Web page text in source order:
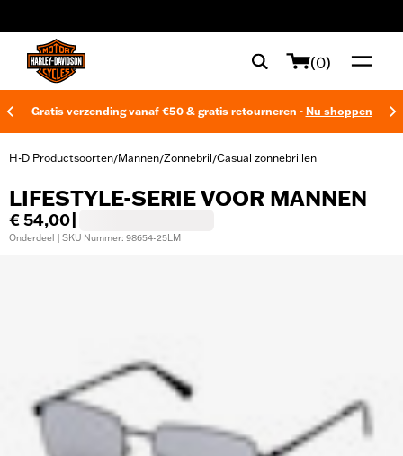
(0)
Gratis verzending vanaf €50 & gratis retourneren - Nu shoppen
H-D Productsoorten/Mannen/Zonnebril/Casual zonnebrillen
LIFESTYLE-SERIE VOOR MANNEN
€ 54,00
Onderdeel | SKU Nummer: 98654-25LM